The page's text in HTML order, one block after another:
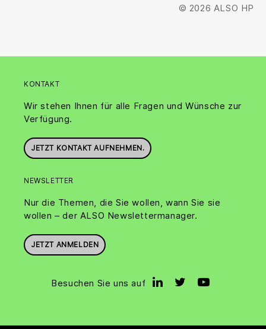
© 2026 ALSO HP
KONTAKT
Wir stehen Ihnen für alle Fragen und Wünsche zur
Verfügung.
JETZT KONTAKT AUFNEHMEN.
NEWSLETTER
Nur die Themen, die Sie wollen, wann Sie sie
wollen – der ALSO Newslettermanager.
JETZT ANMELDEN
Besuchen Sie uns auf